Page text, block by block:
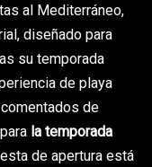
al Mediterráneo,
diseñado para
su temporada
de playa
de
la temporada
de apertura está